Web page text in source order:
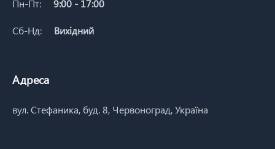
Пн-Пт: 9:00 - 17:00
Сб-Нд: Вихідний
Адреса
вул. Стефаника, буд. 8, Червоноград, Україна